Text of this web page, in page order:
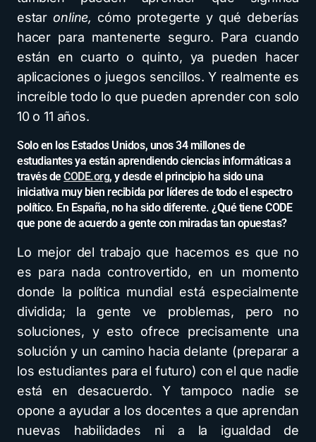
estaronline, cómo protegerte y qué deberías
hacer para mantenerte seguro. Para cuando
están en cuarto o quinto, ya pueden hacer
aplicaciones o juegos sencillos. Y realmente es
increíble todo lo que pueden aprender con solo
10 o 11 años.
Solo en los Estados Unidos, unos 34 millones de
estudiantes ya están aprendiendo ciencias informáticas a
través deCODE.org, y desde el principio ha sido una
iniciativa muy bien recibida por líderes de todo el espectro
político. En España, no ha sido diferente. ¿Qué tiene CODE
que pone de acuerdo a gente con miradas tan opuestas?
Lo mejor del trabajo que hacemos es que no
es para nada controvertido, en un momento
donde la política mundial está especialmente
dividida; la gente ve problemas, pero no
soluciones, y esto ofrece precisamente una
solución y un camino hacia delante (preparar a
los estudiantes para el futuro) con el que nadie
está en desacuerdo. Y tampoco nadie se
opone a ayudar a los docentes a que aprendan
nuevas habilidades ni a la igualdad de